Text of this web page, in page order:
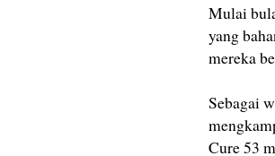
Mulai
yang
mereka
Sebagai
Cure 53